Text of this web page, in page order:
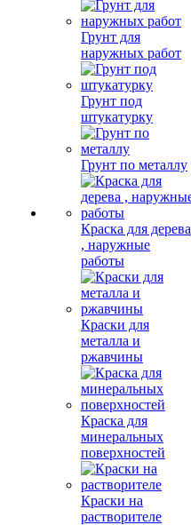
Грунт для
наружных работ
Грунт под
штукатурку
Грунт по металлу
Краска для дерева
, наружные
работы
Краски для
металла и
ржавчины
Краска для
минеральных
поверхностей
Краски на
растворителе